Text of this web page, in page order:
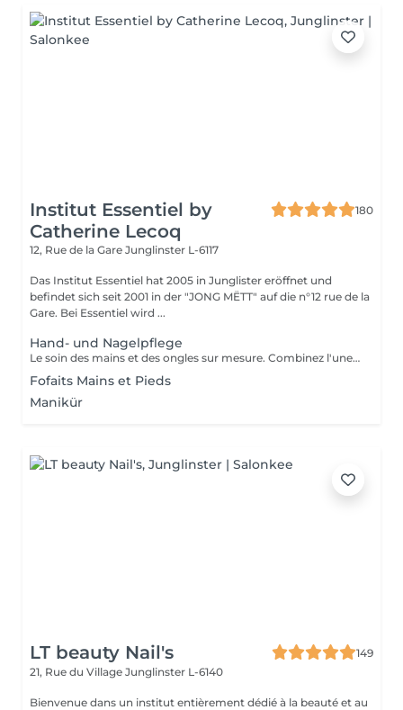
Institut Essentiel by
Catherine Lecoq
180
12, Rue de la Gare Junglinster L-6117
Das Institut Essentiel hat 2005 in Junglister eröffnet und
befindet sich seit 2001 in der "JONG MËTT" auf die n°12 rue de la
Gare. Bei Essentiel wird ...
Hand- und Nagelpflege
Le soin des mains et des ongles sur mesure. Combinez l'une des prestations avec votre soin visage.
Fofaits Mains et Pieds
Manikür
LT beauty Nail's
149
21, Rue du Village Junglinster L-6140
Bienvenue dans un institut entièrement dédié à la beauté et au